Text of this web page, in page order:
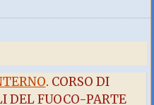
. CORSO DI
DEL FUOCO-PARTE